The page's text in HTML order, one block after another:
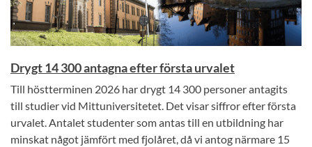
Drygt 14 300 antagna efter första urvalet
Till höstterminen 2026 har drygt 14 300 personer antagits
till studier vid Mittuniversitetet. Det visar siffror efter första
urvalet. Antalet studenter som antas till en utbildning har
minskat något jämfört med fjolåret, då vi antog närmare 15